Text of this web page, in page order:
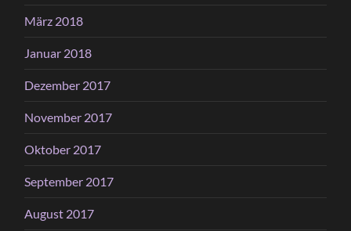
März 2018
Januar 2018
Dezember 2017
November 2017
Oktober 2017
September 2017
August 2017